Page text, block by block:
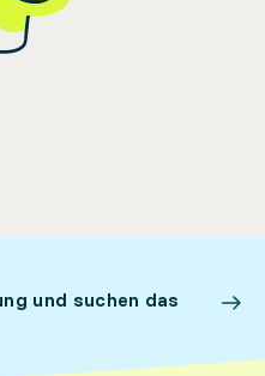
und suchen das